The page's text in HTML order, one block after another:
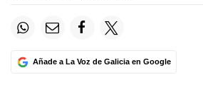
Añade a La Voz de Galicia en Google